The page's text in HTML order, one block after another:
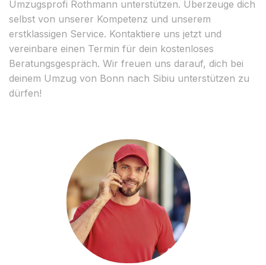
Umzugsprofi Rothmann unterstützen. Überzeuge dich
selbst von unserer Kompetenz und unserem
erstklassigen Service. Kontaktiere uns jetzt und
vereinbare einen Termin für dein kostenloses
Beratungsgespräch. Wir freuen uns darauf, dich bei
deinem Umzug von Bonn nach Sibiu unterstützen zu
dürfen!